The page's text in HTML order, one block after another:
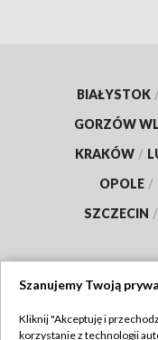
BIAŁYSTOK
GORZÓW
KRAKÓW /
OPOLE /
SZCZECIN /
Szanujemy Twoją
Kliknij "Akceptuję i
korzystanie z technologii